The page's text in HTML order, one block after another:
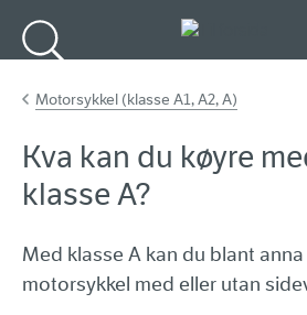
Motorsykkel (klasse A1, A2, A)
Kva kan du køyre
klasse A?
Med klasse A kan du blant
motorsykkel med eller utan